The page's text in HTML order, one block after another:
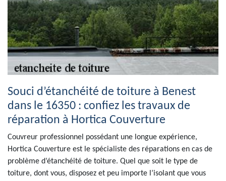
Souci d’étanchéité de toiture à Benest
dans le 16350 : confiez les travaux de
réparation à Hortica Couverture
Couvreur professionnel possédant une longue expérience,
Hortica Couverture est le spécialiste des réparations en cas de
problème d’étanchéité de toiture. Quel que soit le type de
toiture, dont vous, disposez et peu importe l’isolant que vous